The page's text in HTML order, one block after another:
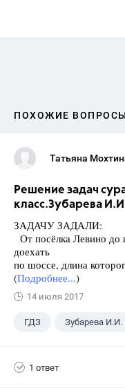
ПОХОЖИЕ
Татьяна
Решение задач
класс.Зубарева
ЗАДАЧУ ЗАДАЛИ:
От посёлка Левино до
доехать
по шоссе, длина
(Подробнее...)
14 июля 2017
ГДЗ Зубарева И.И.
1 ответ